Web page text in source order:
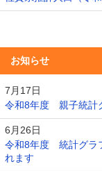
お知らせ
7月17日
令和8年度 親子統計
6月26日
令和8年度 統計グラ
れます